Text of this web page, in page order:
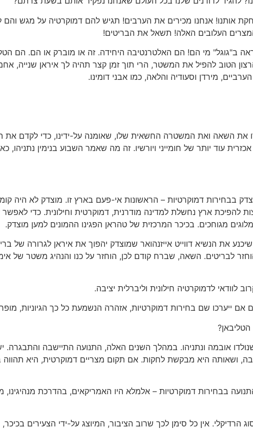
אותנו! אנחנו מכירים את הערבים! תגיש להם דמוקרטיה על מגש והם
המצרים העלובים האלה! תשאל את הבריטים!
ב"גוגל" מי הם! הם האלטרנטיבה היחידה. זה או מוברק או הם. הם
הטוב להפיל את המשטר, הרי תוך זמן קצר תהיה לך איראן שנייה,
מירדן וסעודיה והלאה, כמו אבני דומינו.
את השאה ואת המשטרה החשאית שלו, שאומנה על-ידינו, כדי לקדם את
עוד יותר של חומייני ויורשיו. זה מה שאמר השבוע בנימין נתניהו,
מוצדק בבחירות דמוקרטיות – הראשונות אי-פעם בארץ זו. מוצדק לא היה
להפיכת ארץ נחשלת למדינה מודרנית, דמוקרטית וחילונית. כדי
מגוחכים. בכיכר המרכזית של טהראן הפגינו ההמונים למען מוצדק.
לבריטים. השאה, שברח קודם לכן, הוחזר על כנו והנהיג משטר של
לדמוקרטיה חילונית וליברלית יציבה.
אם ייערכו שם בחירות דמוקרטיות, אזהרה הנשמעת כל כך הגיוניות,
נולד לפני 80 שנה, הרבה לפני שנולדו אובמה ונתניהו. במהלך השנים האלה, התנועה
ושאותה היא מבקשת לחקות. אם תקום מצריים דמוקרטית, היא תהווה
בבחירות דמוקרטיות – אלמלא היו האמריקאים, בהדרכת
אין כל סימן לכך שרוב הציבור, המיוצג על-ידי הצעירים